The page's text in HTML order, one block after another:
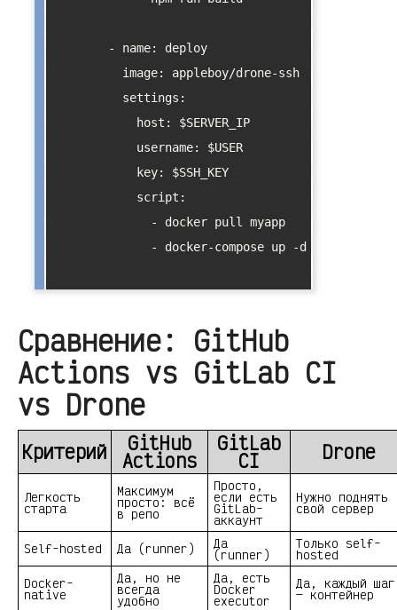
Сравнение: GitHub
Actions vs GitLab CI
vs Drone
Критерий GitHub
Actions
GitLab
CI Drone
Легкость
старта
Максимум
просто: всё
в репо
Просто,
если есть
GitLab-
аккаунт
Нужно поднять
свой сервер
Self-hosted Да (runner) Да
(runner)
Только self-
hosted
Docker-
native
Да, но не
всегда
удобно
Да, есть
Docker
executor
Да, каждый шаг
— контейнер